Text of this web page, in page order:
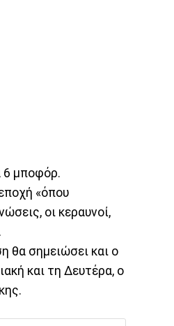
6 μποφόρ.
«όπου
οι κεραυνοί,
θα σημειώσει και ο
και τη Δευτέρα, ο